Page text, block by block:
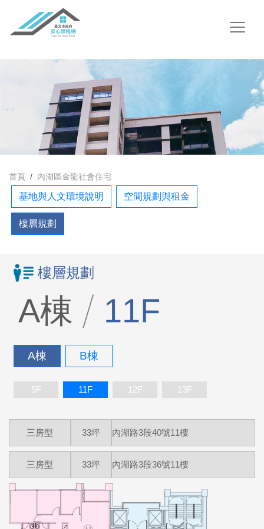
首頁 內湖區金龍社會住宅
基地與人文環境說明 空間規劃與租金
樓層規劃
樓層規劃
A棟 11F
A棟 B棟
5F 11F 12F 13F
三房型 33坪 內湖路3段40號11樓
三房型 33坪 內湖路3段36號11樓